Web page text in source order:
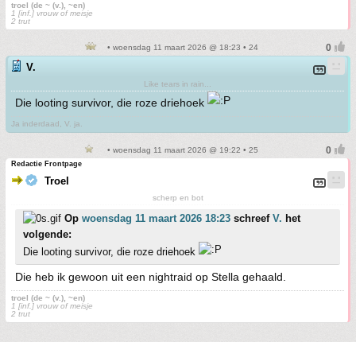
troel (de ~ (v.), ~en)
1 [inf.] vrouw of meisje
2 trut
• woensdag 11 maart 2026 @ 18:23 • 24
V.
Like tears in rain...
Die looting survivor, die roze driehoek
Ja inderdaad, V. ja.
• woensdag 11 maart 2026 @ 19:22 • 25
Redactie Frontpage
Troel
scherp en bot
Op woensdag 11 maart 2026 18:23 schreef V. het
volgende:
Die looting survivor, die roze driehoek
Die heb ik gewoon uit een nightraid op Stella gehaald.
troel (de ~ (v.), ~en)
1 [inf.] vrouw of meisje
2 trut